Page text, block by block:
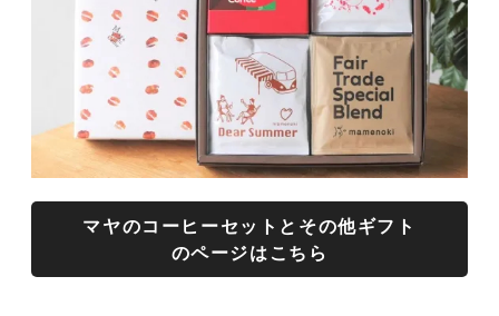
マヤのコーヒーセットとその他ギフト
のページはこちら